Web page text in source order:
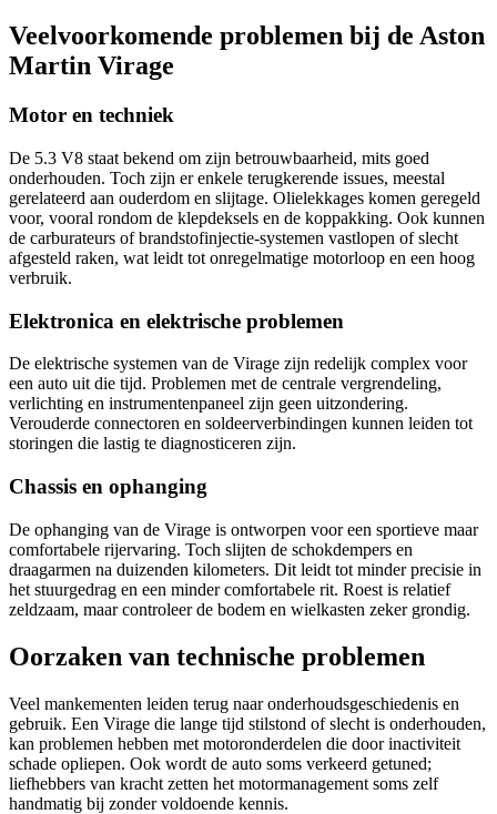
Veelvoorkomende problemen bij de Aston
Martin Virage
Motor en techniek
De 5.3 V8 staat bekend om zijn betrouwbaarheid, mits goed
onderhouden. Toch zijn er enkele terugkerende issues, meestal
gerelateerd aan ouderdom en slijtage. Olielekkages komen geregeld
voor, vooral rondom de klepdeksels en de koppakking. Ook kunnen
de carburateurs of brandstofinjectie-systemen vastlopen of slecht
afgesteld raken, wat leidt tot onregelmatige motorloop en een hoog
verbruik.
Elektronica en elektrische problemen
De elektrische systemen van de Virage zijn redelijk complex voor
een auto uit die tijd. Problemen met de centrale vergrendeling,
verlichting en instrumentenpaneel zijn geen uitzondering.
Verouderde connectoren en soldeerverbindingen kunnen leiden tot
storingen die lastig te diagnosticeren zijn.
Chassis en ophanging
De ophanging van de Virage is ontworpen voor een sportieve maar
comfortabele rijervaring. Toch slijten de schokdempers en
draagarmen na duizenden kilometers. Dit leidt tot minder precisie in
het stuurgedrag en een minder comfortabele rit. Roest is relatief
zeldzaam, maar controleer de bodem en wielkasten zeker grondig.
Oorzaken van technische problemen
Veel mankementen leiden terug naar onderhoudsgeschiedenis en
gebruik. Een Virage die lange tijd stilstond of slecht is onderhouden,
kan problemen hebben met motoronderdelen die door inactiviteit
schade opliepen. Ook wordt de auto soms verkeerd getuned;
liefhebbers van kracht zetten het motormanagement soms zelf
handmatig bij zonder voldoende kennis.